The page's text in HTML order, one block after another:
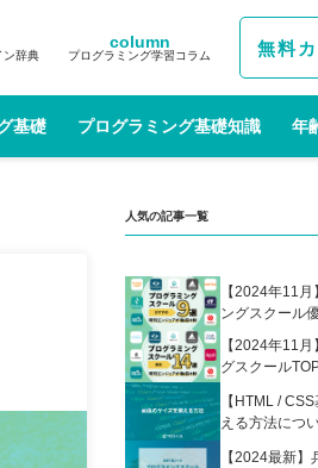
ン辞典
column
プログラミング学習コラム 無料
基礎 プログラミング基礎知識 年
人気の記事一覧
【2024年11
ングスクール
エンジニアが
ングスクール
【2024年11
グスクール
【HTML /
える方法につ
【2024最新